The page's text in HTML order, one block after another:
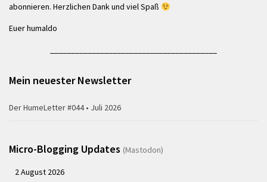
abonnieren. Herzlichen Dank und viel Spaß
Euer humaldo
Mein neuester Newsletter
Der HumeLetter #044 • Juli 2026
Micro-Blogging Updates (Mastodon)
2 August 2026